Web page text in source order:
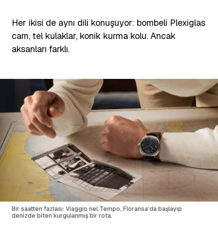
Her ikisi de aynı dili konuşuyor: bombeli Plexiglas
cam, tel kulaklar, konik kurma kolu. Ancak
aksanları farklı.
Bir saatten fazlası: Viaggio nel Tempo, Floransa’da başlayıp
denizde biten kurgulanmış bir rota.